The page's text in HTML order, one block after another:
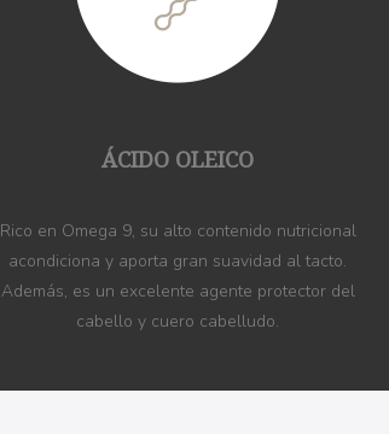
ÁCIDO OLEICO
Rico en Omega 9, su alto contenido nutricional
acondiciona y aporta gran suavidad al tacto.
Además, es un excelente agente protector del
cabello y cuero cabelludo.